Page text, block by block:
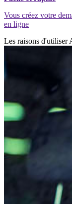
Vous créez votre
en ligne
Les raisons d'utiliser